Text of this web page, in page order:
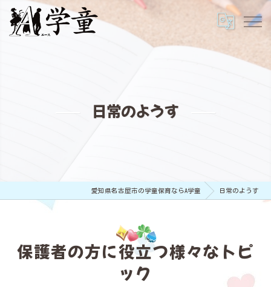
日常のようす
愛知県名古屋市の学童保育ならA学童 日常のようす
保護者の方に役立つ様々なトピ
ック